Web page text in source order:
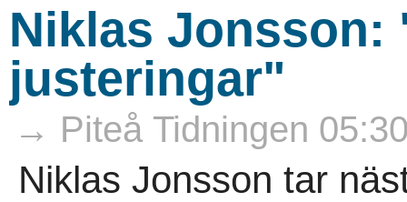
Niklas Jonsson:
justeringar"
→ Piteå Tidningen
Niklas Jonsson tar